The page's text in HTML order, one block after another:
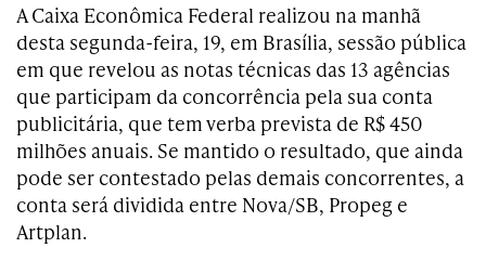
A Caixa Econômica Federal realizou na manhã
desta segunda-feira, 19, em Brasília, sessão pública
em que revelou as notas técnicas das 13 agências
que participam da concorrência pela sua conta
publicitária, que tem verba prevista de R$ 450
milhões anuais. Se mantido o resultado, que ainda
pode ser contestado pelas demais concorrentes, a
conta será dividida entre Nova/SB, Propeg e
Artplan.